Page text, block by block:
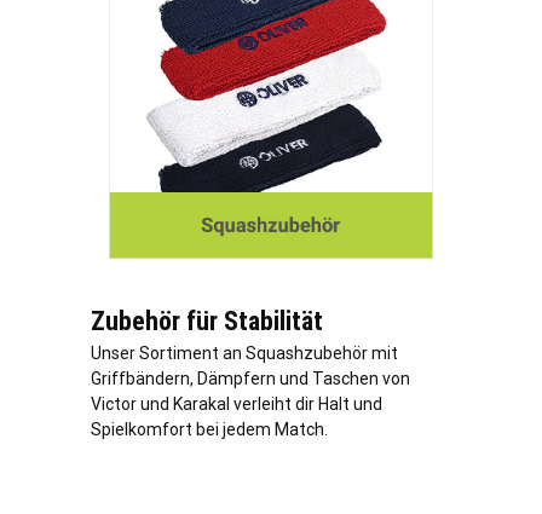
Zubehör für Stabilität
Unser Sortiment an Squashzubehör mit
Griffbändern, Dämpfern und Taschen von
Victor und Karakal verleiht dir Halt und
Spielkomfort bei jedem Match.